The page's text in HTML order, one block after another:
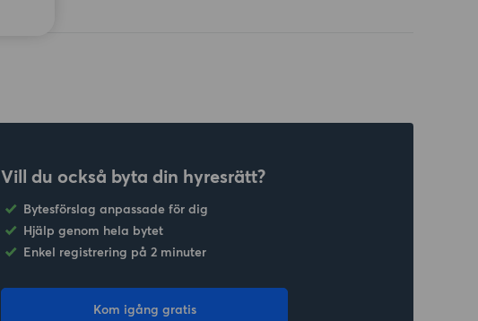
Vill du också byta din hyresrätt?
Bytesförslag anpassade för dig
Hjälp genom hela bytet
Enkel registrering på 2 minuter
Kom igång gratis